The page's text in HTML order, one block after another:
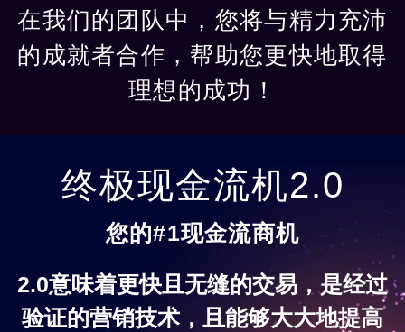
在我们的团队中，您将与精力充沛
的成就者合作，帮助您更快地取得
理想的成功！
终极现金流机2.0
您的#1现金流商机
2.0意味着更快且无缝的交易，是经过
验证的营销技术，且能够大大地提高